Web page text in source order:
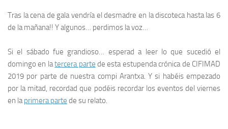
Tras la cena de gala vendría el desmadre en la discoteca hasta las 6
de la mañana!! Y algunos… perdimos la voz…
Si el sábado fue grandioso… esperad a leer lo que sucedió el
domingo en latercera parte de esta estupenda crónica de CIFIMAD
2019 por parte de nuestra compi Arantxa. Y si habéis empezado
por la mitad, recordad que podéis recordar los eventos del viernes
en laprimera parte de su relato.